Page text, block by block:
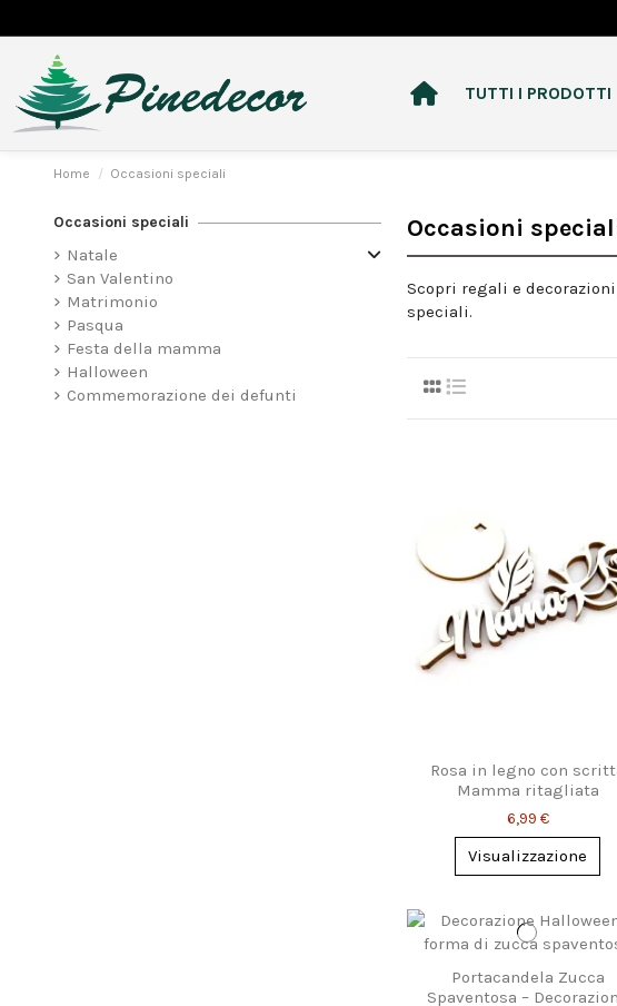
TUTTI I PRODOTTI
Home Occasioni speciali
Occasioni
Scopri regali e
speciali.
Rosa in legno con
Mamma ritagliata
6,99 €
Visualizzazione
Portacandela Zucca
Spaventosa –
Occasioni speciali
Natale
San Valentino
Matrimonio
Pasqua
Festa della mamma
Halloween
Commemorazione dei defunti